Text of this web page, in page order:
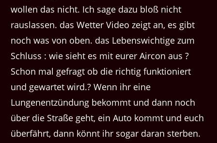
wollen das nicht. Ich sage dazu bloß nicht
rauslassen. das Wetter Video zeigt an, es gibt
noch was von oben. das Lebenswichtige zum
Schluss : wie sieht es mit eurer Aircon aus ?
Schon mal gefragt ob die richtig funktioniert
und gewartet wird.? Wenn ihr eine
Lungenentzündung bekommt und dann noch
über die Straße geht, ein Auto kommt und euch
überfährt, dann könnt ihr sogar daran sterben.